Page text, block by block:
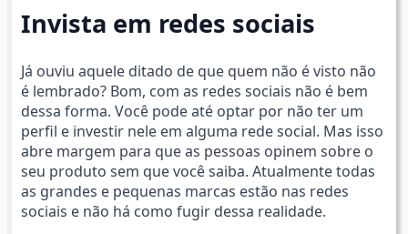
Invista em redes sociais
Já ouviu aquele ditado de que quem não é visto não
é lembrado? Bom, com as redes sociais não é bem
dessa forma. Você pode até optar por não ter um
perfil e investir nele em alguma rede social. Mas isso
abre margem para que as pessoas opinem sobre o
seu produto sem que você saiba. Atualmente todas
as grandes e pequenas marcas estão nas redes
sociais e não há como fugir dessa realidade.